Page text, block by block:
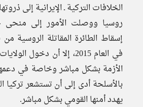
الخلافات التركية ـ الإيرانية إلى
روسيا ووصلت الأمور إلى
إسقاط الطائرة المقاتلة الروسية
في العام 2015، إلا أن
الأزمة بشكل مباشر وخاصة في
بالأسلحة أدى إلى أن تستشعر تركيا
يهدد أمنها القومي بشكل مباشر.